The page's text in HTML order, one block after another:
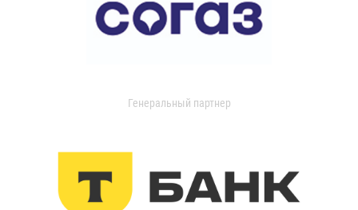
Генеральный партнер